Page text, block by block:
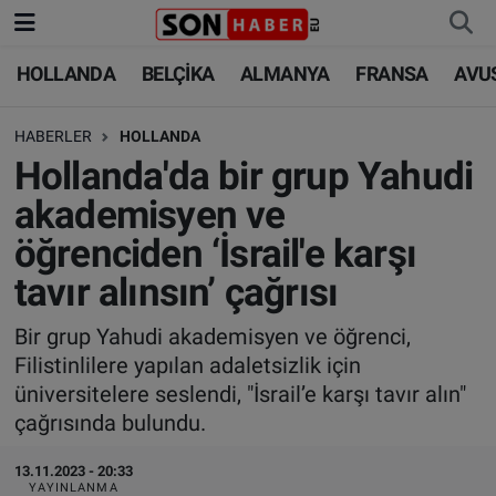
HOLLANDA BELÇİKA ALMANYA FRANSA
HABERLER HOLLANDA
Hollanda'da bir grup Yahudi
akademisyen ve
öğrenciden ‘İsrail'e karşı
tavır alınsın’ çağrısı
Bir grup Yahudi akademisyen ve öğrenci,
Filistinlilere yapılan adaletsizlik için
üniversitelere seslendi, "İsrail’e karşı tavır alın"
çağrısında bulundu.
13.11.2023 - 20:33
YAYINLANMA
HOLLANDA
BELÇİKA
ALMANYA
FRANSA
AVUSTURYA
SAĞLIK - YAŞAM
BİLİM-TEKNOLOJİ
HOLLANDA
BELÇİKA
ALMANYA
TÜRKİYE
DÜNYA
BİLİM-TEKNOLOJİ
SAĞLIK
FOTO GALERİ
Nöbetçi Eczaneler
Hava Durumu
Trafik Durumu
Süper Lig Puan Durumu ve Fikstür
Tüm Manşetler
Son Dakika Haberleri
Haber Arşivi